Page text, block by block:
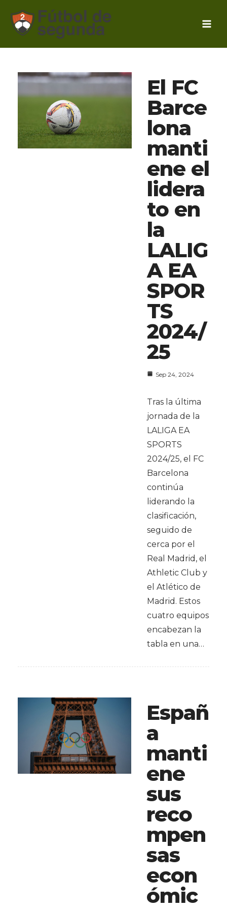
contenido
El FC
Barce
lona
manti
ene el
lidera
to en
la
LALIG
A EA
SPOR
TS
2024/
25
Sep 24, 2024
Tras la última
jornada de la
LALIGA EA
SPORTS
2024/25, el FC
Barcelona
continúa
liderando la
clasificación,
seguido de
cerca por el
Real Madrid, el
Athletic Club y
el Atlético de
Madrid. Estos
cuatro equipos
encabezan la
tabla en una…
Españ
a
manti
ene
sus
reco
mpen
sas
econ
ómic